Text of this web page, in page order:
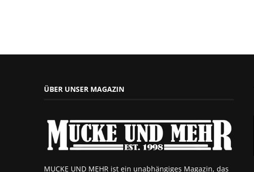
ÜBER UNSER MAGAZIN
MUCKE UND MEHR ist ein unabhängiges Magazin, das